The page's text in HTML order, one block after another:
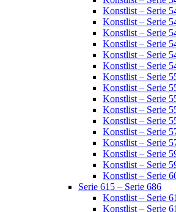
Konstlist – Serie
Konstlist – Serie
Konstlist – Serie
Konstlist – Serie
Konstlist – Serie
Konstlist – Serie
Konstlist – Serie
Konstlist – Serie
Konstlist – Serie
Konstlist – Serie
Konstlist – Serie
Konstlist – Serie
Konstlist – Serie
Konstlist – Serie
Konstlist – Serie
Konstlist – Serie
Serie 615 – Serie 686
Konstlist – Serie
Konstlist – Serie